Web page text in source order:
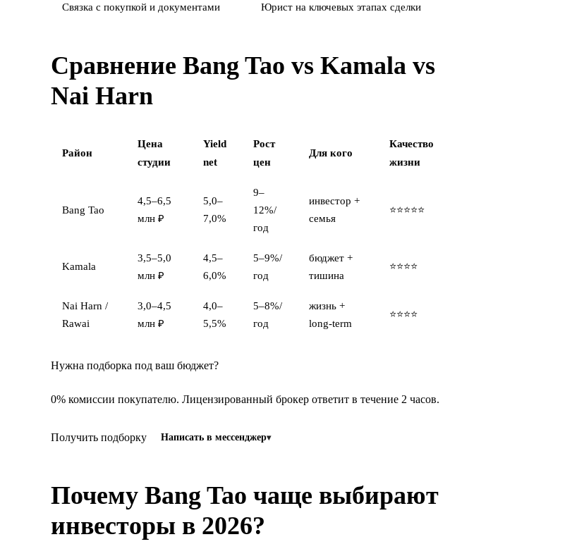
Связка с покупкой и документами Юрист на ключевых этапах сделки
Сравнение Bang Tao vs Kamala vs
Nai Harn
Район
Цена
студии
Yield
net
Рост
цен
Для кого
Качество
жизни
Bang Tao
4,5–6,5
млн ₽
5,0–
7,0%
9–
12%/
год
инвестор +
семья
⭐⭐⭐⭐⭐
Kamala
3,5–5,0
млн ₽
4,5–
6,0%
5–9%/
год
бюджет +
тишина
⭐⭐⭐⭐
Nai Harn /
Rawai
3,0–4,5
млн ₽
4,0–
5,5%
5–8%/
год
жизнь +
long-term
⭐⭐⭐⭐
Нужна подборка под ваш бюджет?
0% комиссии покупателю. Лицензированный брокер ответит в течение 2 часов.
Получить подборку Написать в мессенджер
Почему Bang Tao чаще выбирают
инвесторы в 2026?